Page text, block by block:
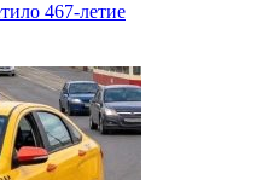
467-летие